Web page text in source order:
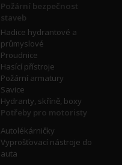
Požární bezpečnost
staveb
Hadice hydrantové a
průmyslové
Proudnice
Hasící přístroje
Požární armatury
Savice
Hydranty, skříně, boxy
Potřeby pro motoristy
Autolékárničky
Vyprošťovací nástroje do
auta